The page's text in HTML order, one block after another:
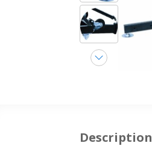
Description